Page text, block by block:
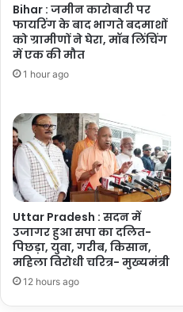
Bihar : जमीन कारोबारी पर
फायरिंग के बाद भागते बदमाशों
को ग्रामीणों ने घेरा, मॉब लिंचिंग
में एक की मौत
1 hour ago
Uttar Pradesh : सदन में
उजागर हुआ सपा का दलित-
पिछड़ा, युवा, गरीब, किसान,
महिला विरोधी चरित्र- मुख्यमंत्री
12 hours ago